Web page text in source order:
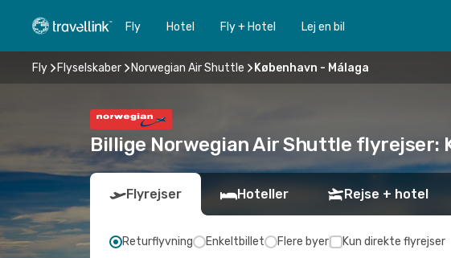
Fly Hotel Fly + Hotel Lej en bil
Fly Flyselskaber Norwegian Air Shuttle København - Málaga
Billige Norwegian Air Shuttle flyrejser:
Flyrejser Hoteller Rejse + hotel
Returflyvning Enkeltbillet Flere byer Kun direkte flyrejser